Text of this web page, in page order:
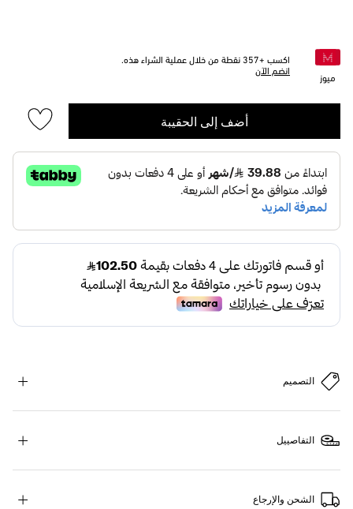
ميوز
اكسب +357 نقطة من خلال عملية الشراء هذه.
انضم الآن
أضف إلى الحقيبة
التصميم
التفاصييل
الشحن والإرجاع